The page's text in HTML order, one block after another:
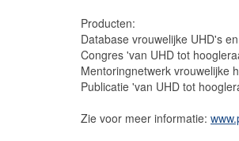
Producten:
Database vrouwelijke UHD's
Congres 'van UHD tot
Mentoringnetwerk vrouwelijke
Publicatie 'van UHD tot
Zie voor meer informatie: